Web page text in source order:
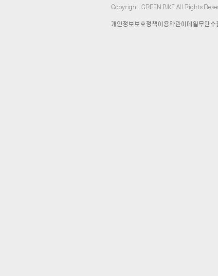
Copyright. GREEN BIKE All Rights
개인정보보호정책 이용약관이메일무단수